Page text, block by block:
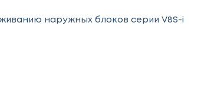
наружных блоков серии V8S-i